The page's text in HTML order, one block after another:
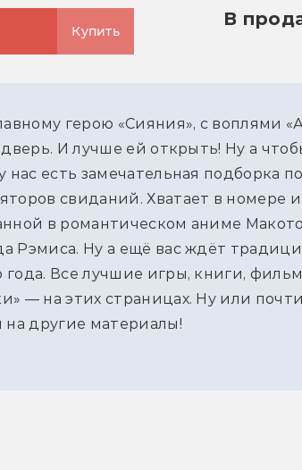
Купить
В
герою «Сияния», с воплями
И лучше ей открыть! Ну а
нас есть замечательная подборка
свиданий. Хватает в номере
в романтическом аниме
Рэмиса. Ну а ещё вас ждёт
года. Все лучшие игры, книги,
— на этих страницах. Ну или
на другие материалы!